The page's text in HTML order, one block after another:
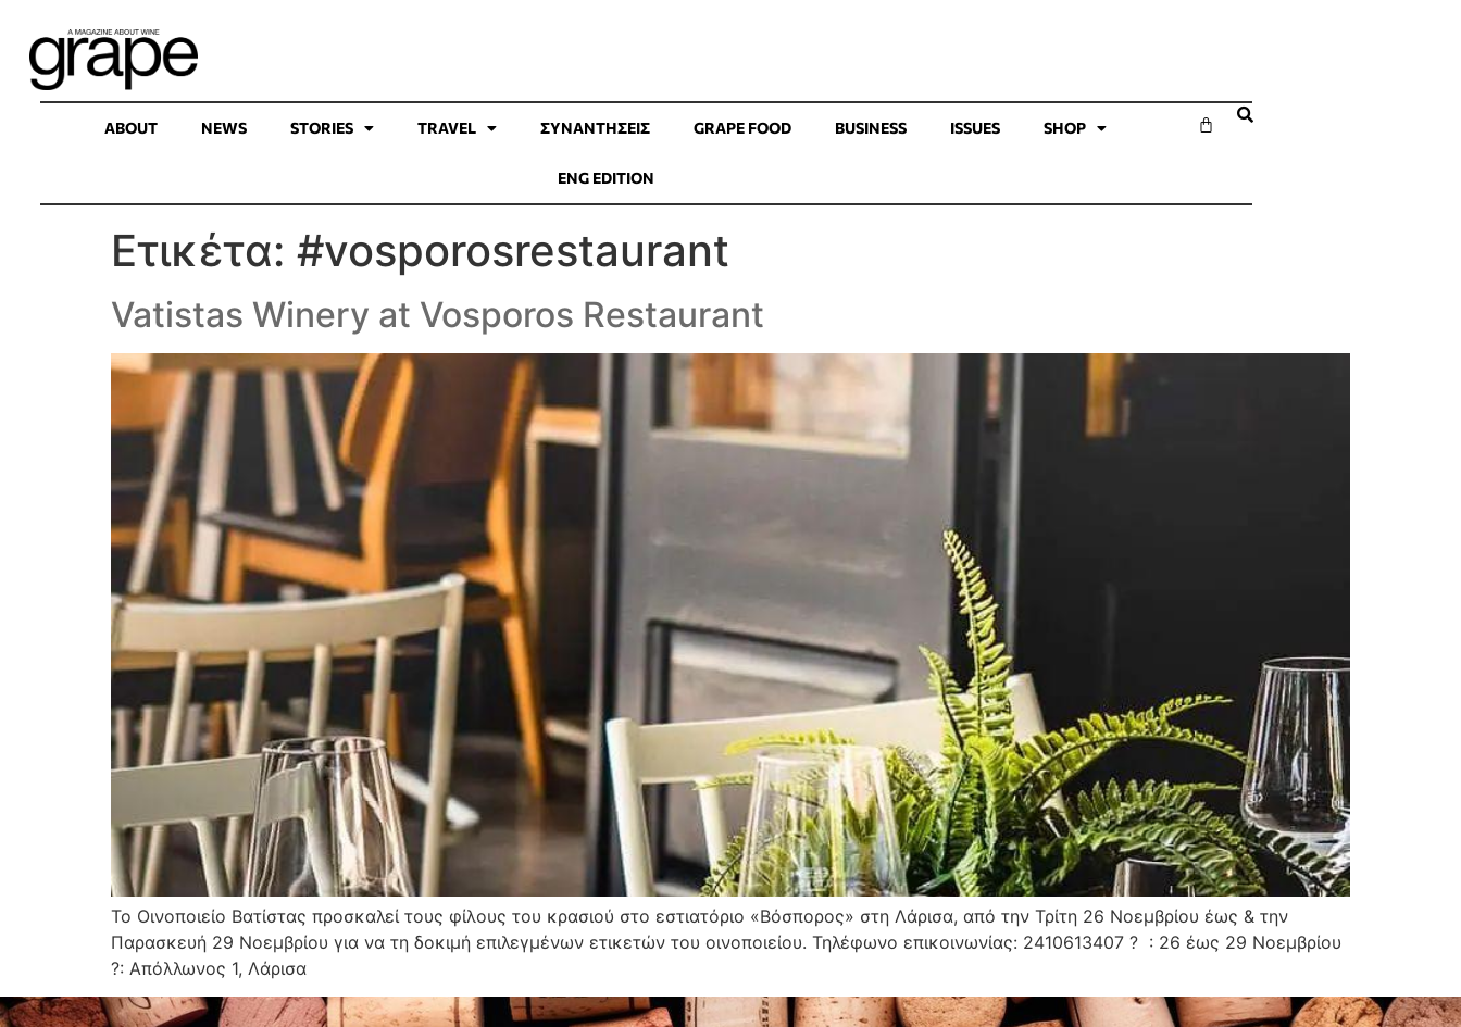
ABOUT NEWS STORIES TRAVEL ΣΥΝΑΝΤΉΣΕΙΣ GRAPE FOOD BUSINESS ISSUES SHOP
ENG EDITION
Ετικέτα: #vosporosrestaurant
Vatistas Winery at Vosporos Restaurant
To Οινοποιείο Βατίστας προσκαλεί τους φίλους του κρασιού στο εστιατόριο «Βόσπορος» στη Λάρισα, από την Τρίτη 26 Νοεμβρίου έως & την
Παρασκευή 29 Νοεμβρίου για να τη δοκιμή επιλεγμένων ετικετών του οινοποιείου. Τηλέφωνο επικοινωνίας: 2410613407 ? : 26 έως 29 Νοεμβρίου
?: Απόλλωνος 1, Λάρισα